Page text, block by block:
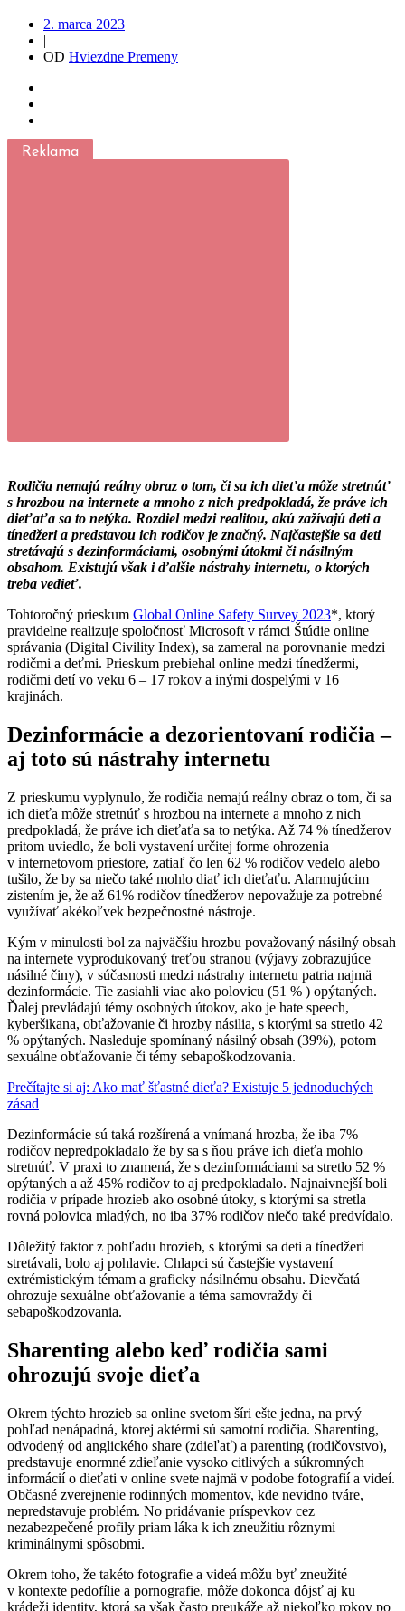
2. marca 2023
|
OD Hviezdne Premeny
Rodičia nemajú reálny obraz o tom, či sa ich dieťa môže stretnúť
s hrozbou na internete a mnoho z nich predpokladá, že práve ich
dieťaťa sa to netýka. Rozdiel medzi realitou, akú zažívajú deti a
tínedžeri a predstavou ich rodičov je značný. Najčastejšie sa deti
stretávajú s dezinformáciami, osobnými útokmi či násilným
obsahom. Existujú však i ďalšie nástrahy internetu, o ktorých
treba vedieť.
Tohtoročný prieskum Global Online Safety Survey 2023*, ktorý
pravidelne realizuje spoločnosť Microsoft v rámci Štúdie online
správania (Digital Civility Index), sa zameral na porovnanie medzi
rodičmi a deťmi. Prieskum prebiehal online medzi tínedžermi,
rodičmi detí vo veku 6 – 17 rokov a inými dospelými v 16
krajinách.
Dezinformácie a dezorientovaní rodičia –
aj toto sú nástrahy internetu
Z prieskumu vyplynulo, že rodičia nemajú reálny obraz o tom, či sa
ich dieťa môže stretnúť s hrozbou na internete a mnoho z nich
predpokladá, že práve ich dieťaťa sa to netýka. Až 74 % tínedžerov
pritom uviedlo, že boli vystavení určitej forme ohrozenia
v internetovom priestore, zatiaľ čo len 62 % rodičov vedelo alebo
tušilo, že by sa niečo také mohlo diať ich dieťaťu. Alarmujúcim
zistením je, že až 61% rodičov tínedžerov nepovažuje za potrebné
využívať akékoľvek bezpečnostné nástroje.
Kým v minulosti bol za najväčšiu hrozbu považovaný násilný obsah
na internete vyprodukovaný treťou stranou (výjavy zobrazujúce
násilné činy), v súčasnosti medzi nástrahy internetu patria najmä
dezinformácie. Tie zasiahli viac ako polovicu (51 % ) opýtaných.
Ďalej prevládajú témy osobných útokov, ako je hate speech,
kyberšikana, obťažovanie či hrozby násilia, s ktorými sa stretlo 42
% opýtaných. Nasleduje spomínaný násilný obsah (39%), potom
sexuálne obťažovanie či témy sebapoškodzovania.
Prečítajte si aj: Ako mať šťastné dieťa? Existuje 5 jednoduchých
zásad
Dezinformácie sú taká rozšírená a vnímaná hrozba, že iba 7%
rodičov nepredpokladalo že by sa s ňou práve ich dieťa mohlo
stretnúť. V praxi to znamená, že s dezinformáciami sa stretlo 52 %
opýtaných a až 45% rodičov to aj predpokladalo. Najnaivnejší boli
rodičia v prípade hrozieb ako osobné útoky, s ktorými sa stretla
rovná polovica mladých, no iba 37% rodičov niečo také predvídalo.
Dôležitý faktor z pohľadu hrozieb, s ktorými sa deti a tínedžeri
stretávali, bolo aj pohlavie. Chlapci sú častejšie vystavení
extrémistickým témam a graficky násilnému obsahu. Dievčatá
ohrozuje sexuálne obťažovanie a téma samovraždy či
sebapoškodzovania.
Sharenting alebo keď rodičia sami
ohrozujú svoje dieťa
Okrem týchto hrozieb sa online svetom šíri ešte jedna, na prvý
pohľad nenápadná, ktorej aktérmi sú samotní rodičia. Sharenting,
odvodený od anglického share (zdieľať) a parenting (rodičovstvo),
predstavuje enormné zdieľanie vysoko citlivých a súkromných
informácií o dieťati v online svete najmä v podobe fotografií a videí.
Občasné zverejnenie rodinných momentov, kde nevidno tváre,
nepredstavuje problém. No pridávanie príspevkov cez
nezabezpečené profily priam láka k ich zneužitiu rôznymi
kriminálnymi spôsobmi.
Okrem toho, že takéto fotografie a videá môžu byť zneužité
v kontexte pedofílie a pornografie, môže dokonca dôjsť aj ku
krádeži identity, ktorá sa však často preukáže až niekoľko rokov po